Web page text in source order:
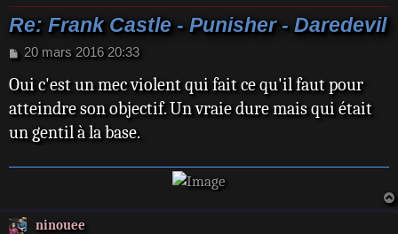
Re: Frank Castle - Punisher - Daredevil
M
s
a
g
20 mars 2016 20:33
Oui c'est un mec violent qui fait ce qu'il faut pour
atteindre son objectif. Un vraie dure mais qui était
un gentil à la base.
ninouee